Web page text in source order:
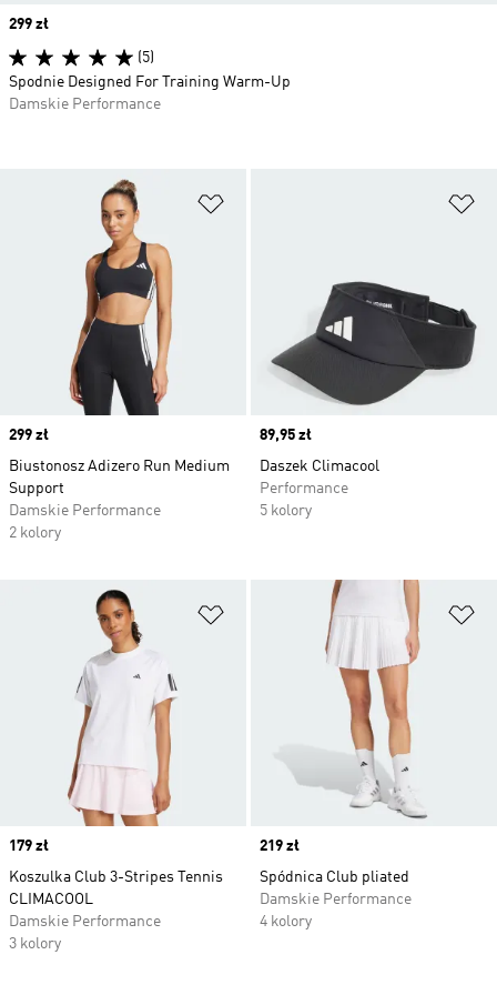
Price
299 zł
Biustonosz Adizero Run Medium
Support
Damskie Performance
2 kolory
Price
89,95 zł
Daszek Climacool
Performance
5 kolory
Dodaj do listy życzeń
Price
179 zł
Koszulka Club 3-Stripes Tennis
CLIMACOOL
Damskie Performance
3 kolory
Price
219 zł
Spódnica Club pliated
Damskie Performance
4 kolory
Price
299 zł
(5)
Spodnie Designed For Training Warm-Up
Damskie Performance